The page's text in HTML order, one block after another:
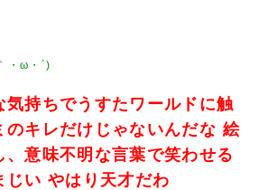
・ω・´)
気持ちでうすたワールドに触
のキレだけじゃないんだな 絵
、意味不明な言葉で笑わせる
じい やはり天才だわ